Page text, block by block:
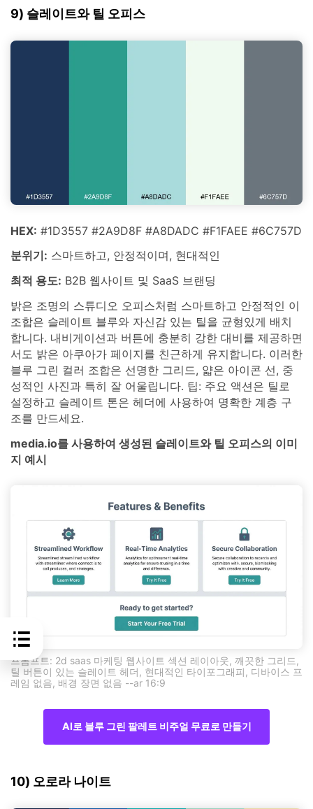
9) 슬레이트와 틸 오피스
HEX: #1D3557 #2A9D8F #A8DADC #F1FAEE #6C757D
분위기: 스마트하고, 안정적이며, 현대적인
최적 용도: B2B 웹사이트 및 SaaS 브랜딩
밝은 조명의 스튜디오 오피스처럼 스마트하고 안정적인 이
조합은 슬레이트 블루와 자신감 있는 틸을 균형있게 배치
합니다. 내비게이션과 버튼에 충분히 강한 대비를 제공하면
서도 밝은 아쿠아가 페이지를 친근하게 유지합니다. 이러한
블루 그린 컬러 조합은 선명한 그리드, 얇은 아이콘 선, 중
성적인 사진과 특히 잘 어울립니다. 팁: 주요 액션은 틸로
설정하고 슬레이트 톤은 헤더에 사용하여 명확한 계층 구
조를 만드세요.
media.io를 사용하여 생성된 슬레이트와 틸 오피스의 이미
지 예시
프롬프트: 2d saas 마케팅 웹사이트 섹션 레이아웃, 깨끗한 그리드,
틸 버튼이 있는 슬레이트 헤더, 현대적인 타이포그래피, 디바이스 프
레임 없음, 배경 장면 없음 --ar 16:9
AI로 블루 그린 팔레트 비주얼 무료로 만들기
10) 오로라 나이트